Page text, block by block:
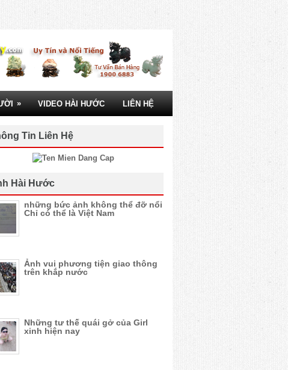
» VIDEO HÀI HƯỚC LIÊN HỆ
Tin Liên Hệ
Hài Hước
những bức ảnh không thể đỡ nổi
Chỉ có thể là Việt Nam
Ảnh vui phương tiện giao thông
trên khắp nước
Những tư thế quái gở của Girl
xinh hiện nay